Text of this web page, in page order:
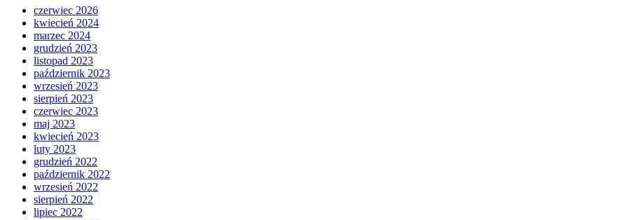
czerwiec 2026
kwiecień 2024
marzec 2024
grudzień 2023
listopad 2023
październik 2023
wrzesień 2023
sierpień 2023
czerwiec 2023
maj 2023
kwiecień 2023
luty 2023
grudzień 2022
październik 2022
wrzesień 2022
sierpień 2022
lipiec 2022